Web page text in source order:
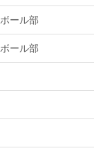
ール部
ール部